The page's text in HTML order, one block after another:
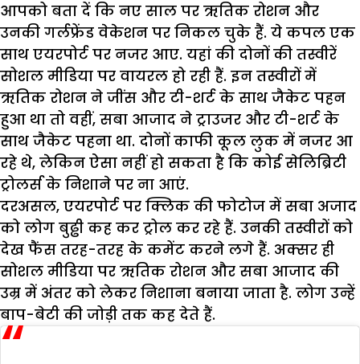
आपको बता दें कि नए साल पर ऋतिक रोशन और
उनकी गर्लफ्रेंड वेकेशन पर निकल चुके हैं. ये कपल एक
साथ एयरपोर्ट पर नजर आए. यहां की दोनों की तस्वीरें
सोशल मीडिया पर वायरल हो रही हैं. इन तस्वीरों में
ऋतिक रोशन ने जींस और टी-शर्ट के साथ जैकेट पहन
हुआ था तो वहीं, सबा आजाद ने ट्राउजर और टी-शर्ट के
साथ जैकेट पहना था. दोनों काफी कूल लुक में नजर आ
रहे थे, लेकिन ऐसा नहीं हो सकता है कि कोई सेलिब्रिटी
ट्रोलर्स के निशाने पर ना आएं.
दरअसल, एयरपोर्ट पर क्लिक की फोटोज में सबा अजाद
को लोग बुढ्ढी कह कर ट्रोल कर रहे हैं. उनकी तस्वीरों को
देख फैंस तरह-तरह के कमेंट करने लगे हैं. अक्सर ही
सोशल मीडिया पर ऋतिक रोशन और सबा आजाद की
उम्र में अंतर को लेकर निशाना बनाया जाता है. लोग उन्हें
बाप-बेटी की जोड़ी तक कह देते हैं.